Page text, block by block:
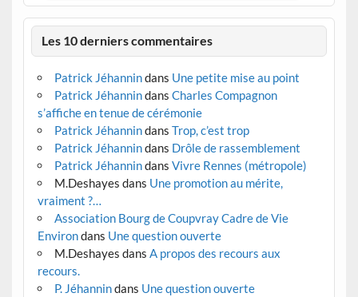
Les 10 derniers commentaires
Patrick Jéhannindans Une petite mise au point
Patrick Jéhannindans Charles Compagnon
s’affiche en tenue de cérémonie
Patrick Jéhannindans Trop, c’est trop
Patrick Jéhannindans Drôle de rassemblement
Patrick Jéhannindans Vivre Rennes (métropole)
M.Deshayes dans Une promotion au mérite,
vraiment ?…
Association Bourg de Coupvray Cadre de Vie
Environdans Une question ouverte
M.Deshayes dans A propos des recours aux
recours.
P. Jéhannindans Une question ouverte